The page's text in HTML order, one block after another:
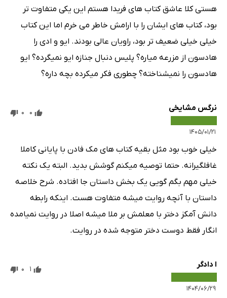
هستی کلا عاشق کتاب های فریدا هستم این یکی متفاوت تر
بود، کتاب های ایشان را با ارامش خاطر می خرم اما این کتاب
خیلی خیلی ضعیف تر بود، راویان عالی بودند. ایو و ادی را
هادسون از مزرعه میاره؟ پلیس دنبال جنازه ایو نمیگرده؟ ایو
هادسون را نمیشناخته؟ چطوری فکر میکرده بچه داره؟
نرگس مشایخی
۱۴۰۵/۰۱/۲۱
0
0
خیلی خوب بود مثل بقیه کتاب های مک فادن با پایانی کاملا
غافلگیرانه. حتما توصیه میکنم گوشش بدید. البته یک نکته
خیلی مهم بگم گویی یک بخش داستان جا افتاده. شرح خلاصه
داستان با آنچه روایت میشه متفاوت هست. اینکه رابطه
دانش آمکز دختر با معلمش بر ملا میشه اصلا در روایت نمیامده
انگار فقط دوست دختر متوجه شده در روایت.
ا دادگر
۱۴۰۴/۰۶/۲۹
1
0